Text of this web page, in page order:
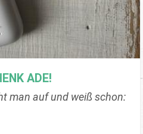
ADE!
man auf und weiß schon: